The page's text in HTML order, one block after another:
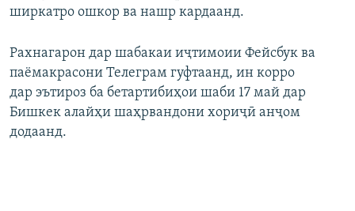
ширкатро ошкор ва нашр кардаанд.
Рахнагарон дар шабакаи иҷтимоии Фейсбук ва
паёмакрасони Телеграм гуфтаанд, ин корро
дар эътироз ба бетартибиҳои шаби 17 май дар
Бишкек алайҳи шаҳрвандони хориҷӣ анҷом
додаанд.